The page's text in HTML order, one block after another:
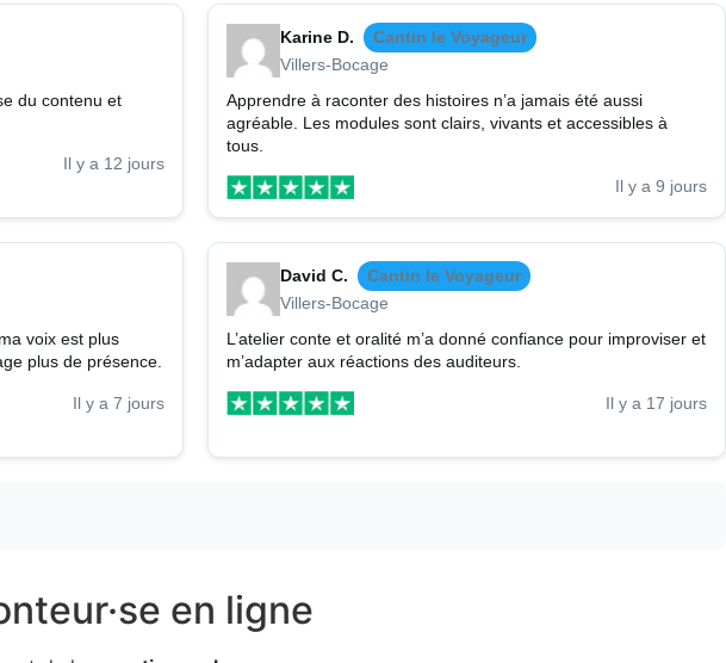
du contenu et
Il y a 12 jours
Karine D.
Cantin le Voyageur
Villers-Bocage
Apprendre à raconter des histoires n’a jamais été aussi
agréable. Les modules sont clairs, vivants et accessibles à
tous.
Il y a 9 jours
voix est plus
plus de présence.
Il y a 7 jours
David C.
Cantin le Voyageur
Villers-Bocage
L’atelier conte et oralité m’a donné confiance pour improviser et
m’adapter aux réactions des auditeurs.
Il y a 17 jours
en ligne